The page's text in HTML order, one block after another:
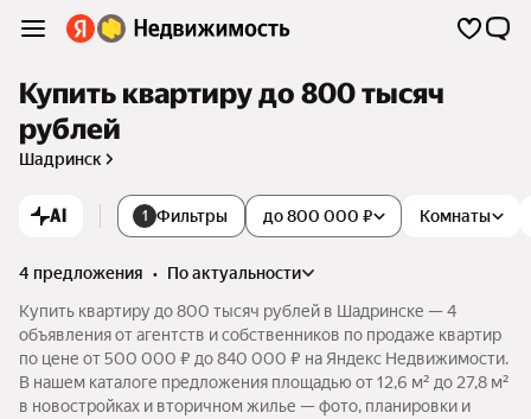
Купить квартиру до 800 тысяч
рублей
Шадринск
AI 1 Фильтры Комнаты
до 800 000 ₽
4 предложения •
по актуальности
Купить квартиру до 800 тысяч рублей в Шадринске — 4
объявления от агентств и собственников по продаже квартир
по цене от 500 000 ₽ до 840 000 ₽ на Яндекс Недвижимости.
В нашем каталоге предложения площадью от 12,6 м² до 27,8 м²
в новостройках и вторичном жилье — фото, планировки и